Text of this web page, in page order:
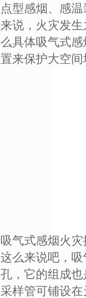
点型感烟、感
来说，火灾发
么具体吸气式
置来保护大空
吸气式感烟火
这么来说吧，
孔，它的组成
采样管可铺设